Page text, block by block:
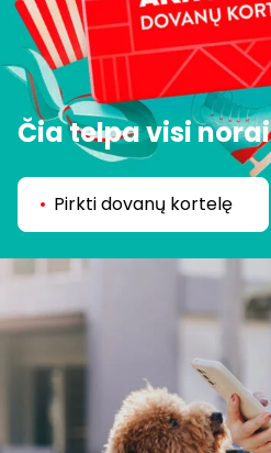
Čia telpa visi norai
Pirkti dovanų kortelę